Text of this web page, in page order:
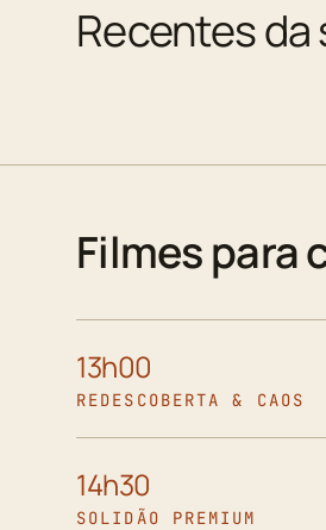
Recentes da
Filmes para
13h00
REDESCOBERTA & CAOS
14h30
SOLIDÃO PREMIUM